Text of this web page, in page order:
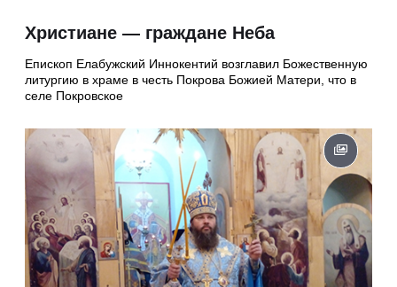
Христиане — граждане Неба
Епископ Елабужский Иннокентий возглавил Божественную
литургию в храме в честь Покрова Божией Матери, что в
селе Покровское